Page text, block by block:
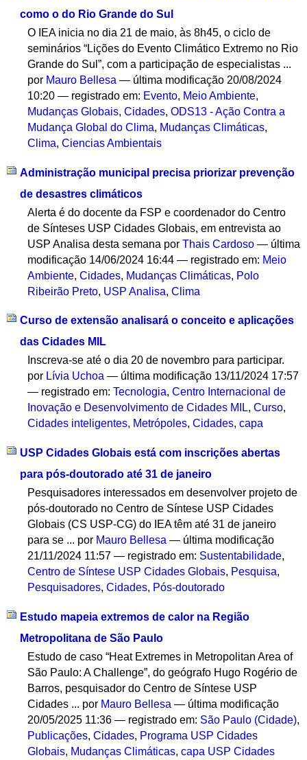
como o do Rio Grande do Sul
O IEA inicia no dia 21 de maio, às 8h45, o ciclo de
seminários “Lições do Evento Climático Extremo no Rio
Grande do Sul”, com a participação de especialistas ...
por Mauro Bellesa — última modificação 20/08/2024
10:20— registrado em: Evento, Meio Ambiente,
Mudanças Globais,Cidades,ODS13 - Ação Contra a
Mudança Global do Clima, Mudanças Climáticas,
Clima,Ciencias Ambientais
Administração municipal precisa priorizar prevenção
de desastres climáticos
Alerta é do docente da FSP e coordenador do Centro
de Sínteses USP Cidades Globais, em entrevista ao
USP Analisa desta semana porThais Cardoso — última
modificação 14/06/2024 16:44— registrado em: Meio
Ambiente,Cidades, Mudanças Climáticas, Polo
Ribeirão Preto, USP Analisa,Clima
Curso de extensão analisará o conceito e aplicações
das Cidades MIL
Inscreva-se até o dia 20 de novembro para participar.
por Lívia Uchoa— última modificação 13/11/2024 17:57
— registrado em:Tecnologia,Centro Internacional de
Inovação e Desenvolvimento de Cidades MIL,Curso,
Cidades inteligentes, Metrópoles,Cidades,capa
USP Cidades Globais está com inscrições abertas
para pós-doutorado até 31 de janeiro
Pesquisadores interessados em desenvolver projeto de
pós-doutorado no Centro de Síntese USP Cidades
Globais (CS USP-CG) do IEA têm até 31 de janeiro
para se ... por Mauro Bellesa — última modificação
21/11/2024 11:57— registrado em: Sustentabilidade,
Centro de Síntese USP Cidades Globais, Pesquisa,
Pesquisadores,Cidades, Pós-doutorado
Estudo mapeia extremos de calor na Região
Metropolitana de São Paulo
Estudo de caso “Heat Extremes in Metropolitan Area of
São Paulo: A Challenge”, do geógrafo Hugo Rogério de
Barros, pesquisador do Centro de Síntese USP
Cidades ... por Mauro Bellesa — última modificação
20/05/2025 11:36— registrado em: São Paulo (Cidade),
Publicações,Cidades, Programa USP Cidades
Globais, Mudanças Climáticas,capa USP Cidades